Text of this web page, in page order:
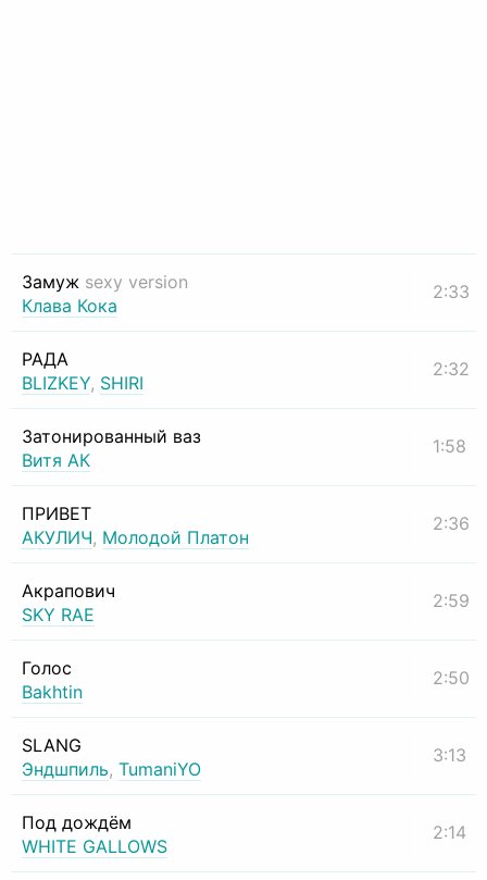
Замуж sexy version
Клава Кока
2:33
РАДА
BLIZKEY, SHIRI
2:32
Затонированный ваз
Витя АК
1:58
ПРИВЕТ
АКУЛИЧ, Молодой Платон
2:36
Акрапович
SKY RAE
2:59
Голос
Bakhtin
2:50
SLANG
Эндшпиль, TumaniYO
3:13
Под дождём
WHITE GALLOWS
2:14